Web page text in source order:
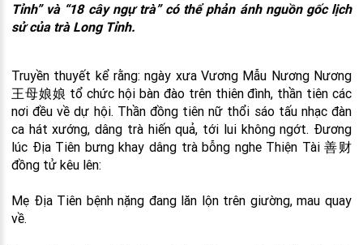
Tỉnh” và “18 cây ngự trà” có thể phản ánh nguồn gốc lịch
sử của trà Long Tỉnh.
Truyền thuyết kể rằng: ngày xưa Vương Mẫu Nương Nương
王母娘娘 tổ chức hội bàn đào trên thiên đình, thần tiên các
nơi đều về dự hội. Thần đồng tiên nữ thổi sáo tấu nhạc đàn
ca hát xướng, dâng trà hiến quả, tới lui không ngớt. Đương
lúc Địa Tiên bưng khay dâng trà bỗng nghe Thiện Tài 善财
đồng tử kêu lên:
Mẹ Địa Tiên bệnh nặng đang lăn lộn trên giường, mau quay
về.